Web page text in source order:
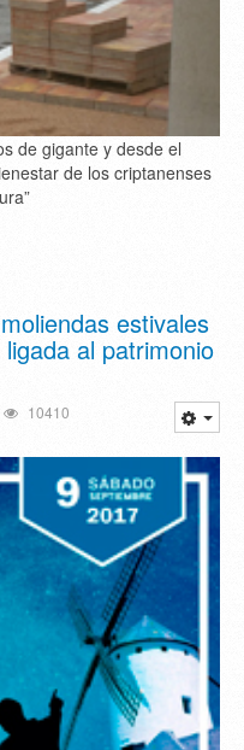
de gigante y desde el
de los criptanenses
estivales
al patrimonio
10410